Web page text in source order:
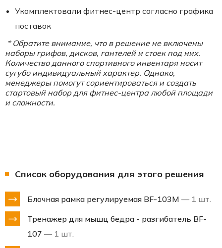
Укомплектовали фитнес-центр согласно графика
поставок
* Обратите внимание, что в решение не включены
наборы грифов, дисков, гантелей и стоек под них.
Количество данного спортивного инвентаря носит
сугубо индивидуальный характер. Однако,
менеджеры помогут сориентироваться и создать
стартовый набор для фитнес-центра любой площади
и сложности.
Список оборудования для этого решения
Блочная рамка регулируемая BF-103M — 1 шт.
Тренажер для мышц бедра - разгибатель BF-
107 — 1 шт.